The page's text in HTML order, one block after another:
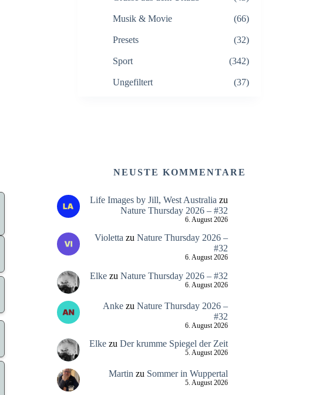
Musik & Movie (66)
Presets (32)
Sport (342)
Ungefiltert (37)
NEUSTE KOMMENTARE
Life Images by Jill, West Australia zu
Nature Thursday 2026 – #32
6. August 2026
Violetta zu Nature Thursday 2026 –
#32
6. August 2026
Elkezu Nature Thursday 2026 – #32
6. August 2026
Ankezu Nature Thursday 2026 –
#32
6. August 2026
Elkezu Der krumme Spiegel der Zeit
5. August 2026
Martin zu Sommer in Wuppertal
5. August 2026